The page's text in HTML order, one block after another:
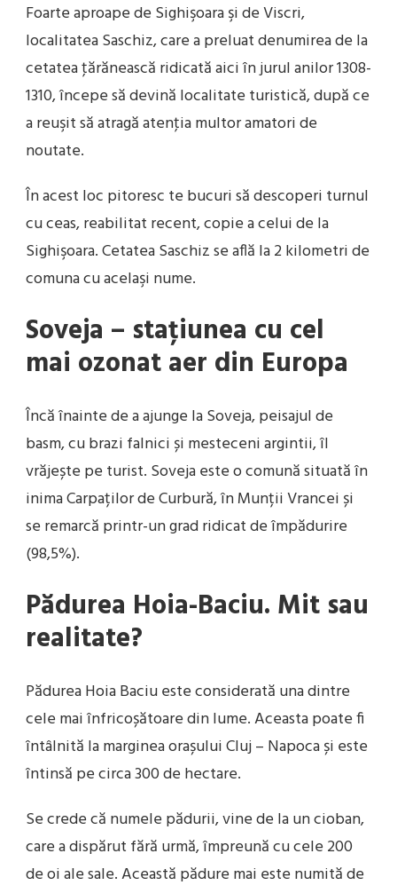
Foarte aproape de Sighişoara şi de Viscri,
localitatea Saschiz, care a preluat denumirea de la
cetatea ţărănească ridicată aici în jurul anilor 1308-
1310, începe să devină localitate turistică, după ce
a reuşit să atragă atenţia multor amatori de
noutate.
În acest loc pitoresc te bucuri să descoperi turnul
cu ceas, reabilitat recent, copie a celui de la
Sighişoara. Cetatea Saschiz se află la 2 kilometri de
comuna cu acelaşi nume.
Soveja – staţiunea cu cel
mai ozonat aer din Europa
Încă înainte de a ajunge la Soveja, peisajul de
basm, cu brazi falnici și mesteceni argintii, îl
vrăjește pe turist. Soveja este o comună situată în
inima Carpaților de Curbură, în Munții Vrancei și
se remarcă printr-un grad ridicat de împădurire
(98,5%).
Pădurea Hoia-Baciu. Mit sau
realitate?
Pădurea Hoia Baciu este considerată una dintre
cele mai înfricoșătoare din lume. Aceasta poate fi
întâlnită la marginea orașului Cluj – Napoca și este
întinsă pe circa 300 de hectare.
Se crede că numele pădurii, vine de la un cioban,
care a dispărut fără urmă, împreună cu cele 200
de oi ale sale. Această pădure mai este numită de